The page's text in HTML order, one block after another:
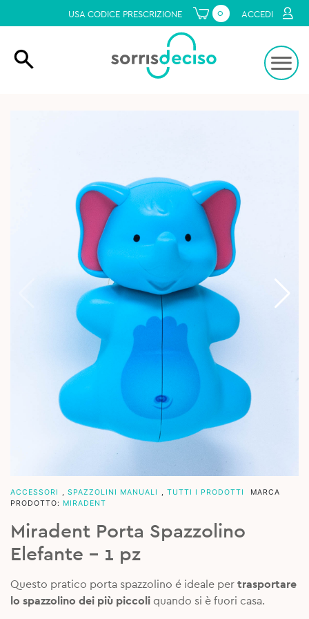
USA CODICE PRESCRIZIONE 0 ACCEDI
ACCESSORI , SPAZZOLINI MANUALI , TUTTI I PRODOTTI
MARCA
PRODOTTO: MIRADENT
Miradent Porta Spazzolino
Elefante – 1 pz
Questo pratico porta spazzolino é ideale per trasportare
lo spazzolino dei più piccoli quando si è fuori casa.